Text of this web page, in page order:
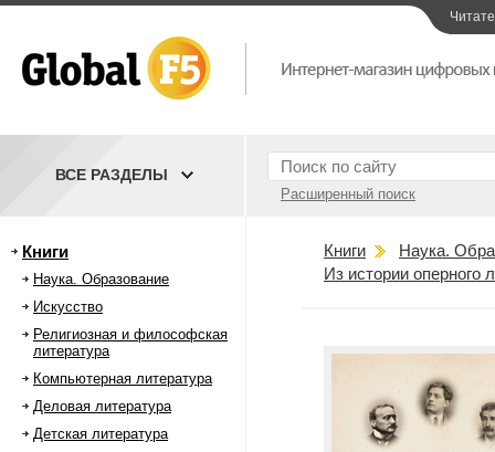
Расширенный поиск
ВСЕ РАЗДЕЛЫ
Книги
Наука. Образование
Искусство
Религиозная и философская
литература
Компьютерная литература
Деловая литература
Детская литература
Книги
Наука.
Из истории оперного